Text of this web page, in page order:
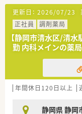
更新日： 2026/07/23
正社員
調剤薬局
【静岡市清水区/清
勤 内科メインの薬
年間休日120日以上
静岡県 静岡